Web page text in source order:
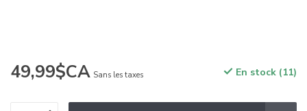
49,99$CA Sans les taxes En stock (11)